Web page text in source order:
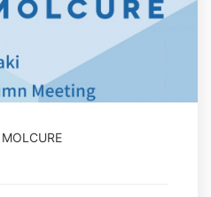
MOLCURE